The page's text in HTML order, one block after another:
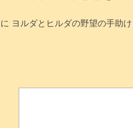
ヨルダとヒルダの野望の手助け